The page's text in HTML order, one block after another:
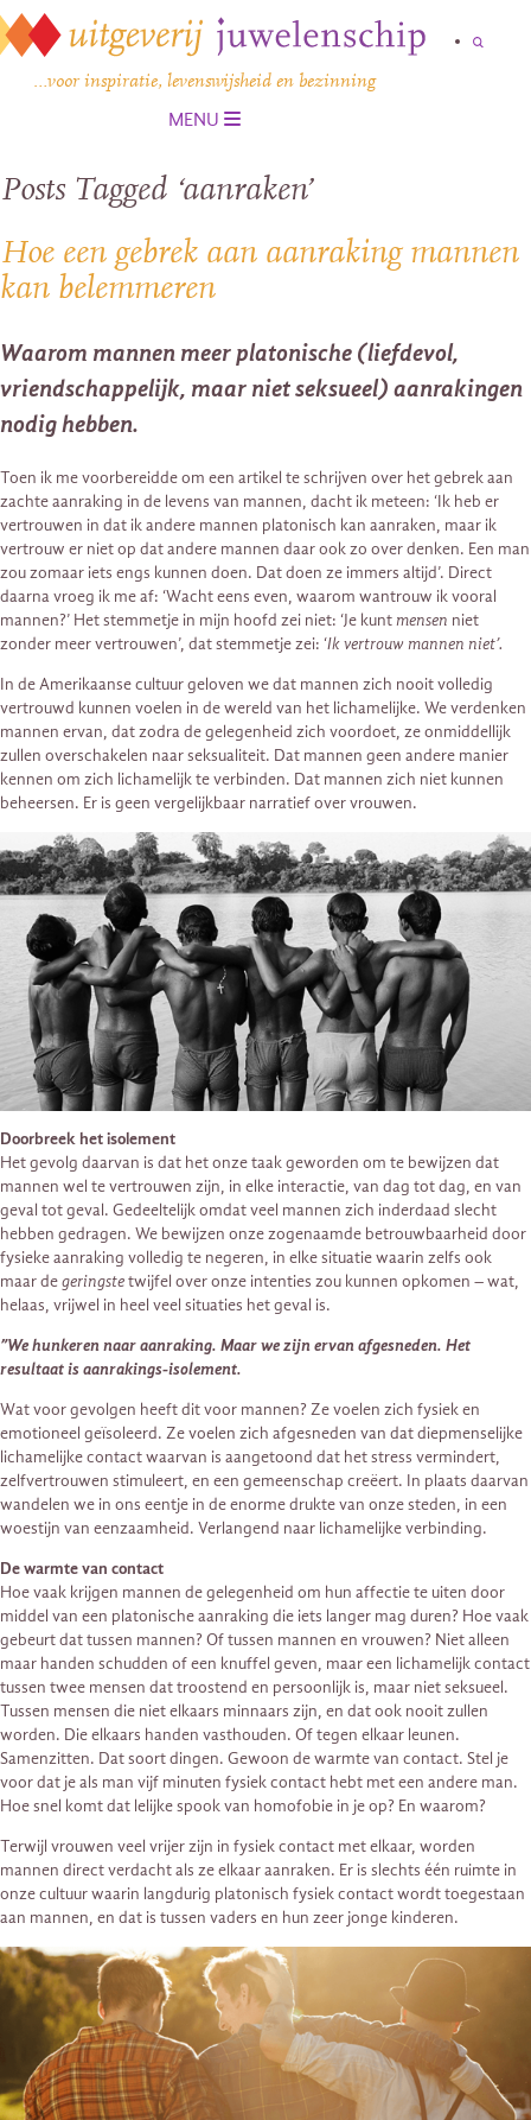
…voor inspiratie, levenswijsheid en bezinning
MENU
Posts Tagged ‘aanraken’
Hoe een gebrek aan aanraking mannen
kan belemmeren
Waarom mannen meer platonische (liefdevol,
vriendschappelijk, maar niet seksueel) aanrakingen
nodig hebben.
Toen ik me voorbereidde om een artikel te schrijven over het gebrek aan
zachte aanraking in de levens van mannen, dacht ik meteen: ‘Ik heb er
vertrouwen in dat ik andere mannen platonisch kan aanraken, maar ik
vertrouw er niet op dat andere mannen daar ook zo over denken. Een man
zou zomaar iets engs kunnen doen. Dat doen ze immers altijd’. Direct
daarna vroeg ik me af: ‘Wacht eens even, waarom wantrouw ik vooral
mannen?’ Het stemmetje in mijn hoofd zei niet: ‘Je kuntmensen niet
zonder meer vertrouwen’, dat stemmetje zei: ‘Ik vertrouw mannen niet’.
In de Amerikaanse cultuur geloven we dat mannen zich nooit volledig
vertrouwd kunnen voelen in de wereld van het lichamelijke. We verdenken
mannen ervan, dat zodra de gelegenheid zich voordoet, ze onmiddellijk
zullen overschakelen naar seksualiteit. Dat mannen geen andere manier
kennen om zich lichamelijk te verbinden. Dat mannen zich niet kunnen
beheersen. Er is geen vergelijkbaar narratief over vrouwen.
Doorbreek het isolement
Het gevolg daarvan is dat het onze taak geworden om te bewijzen dat
mannen wel te vertrouwen zijn, in elke interactie, van dag tot dag, en van
geval tot geval. Gedeeltelijk omdat veel mannen zich inderdaad slecht
hebben gedragen. We bewijzen onze zogenaamde betrouwbaarheid door
fysieke aanraking volledig te negeren, in elke situatie waarin zelfs ook
maar degeringstetwijfel over onze intenties zou kunnen opkomen – wat,
helaas, vrijwel in heel veel situaties het geval is.
”We hunkeren naar aanraking. Maar we zijn ervan afgesneden. Het
resultaat is aanrakings-isolement.
Wat voor gevolgen heeft dit voor mannen? Ze voelen zich fysiek en
emotioneel geïsoleerd. Ze voelen zich afgesneden van dat diepmenselijke
lichamelijke contact waarvan is aangetoond dat het stress vermindert,
zelfvertrouwen stimuleert, en een gemeenschap creëert. In plaats daarvan
wandelen we in ons eentje in de enorme drukte van onze steden, in een
woestijn van eenzaamheid. Verlangend naar lichamelijke verbinding.
De warmte van contact
Hoe vaak krijgen mannen de gelegenheid om hun affectie te uiten door
middel van een platonische aanraking die iets langer mag duren? Hoe vaak
gebeurt dat tussen mannen? Of tussen mannen en vrouwen? Niet alleen
maar handen schudden of een knuffel geven, maar een lichamelijk contact
tussen twee mensen dat troostend en persoonlijk is, maar niet seksueel.
Tussen mensen die niet elkaars minnaars zijn, en dat ook nooit zullen
worden. Die elkaars handen vasthouden. Of tegen elkaar leunen.
Samenzitten. Dat soort dingen. Gewoon de warmte van contact. Stel je
voor dat je als man vijf minuten fysiek contact hebt met een andere man.
Hoe snel komt dat lelijke spook van homofobie in je op? En waarom?
Terwijl vrouwen veel vrijer zijn in fysiek contact met elkaar, worden
mannen direct verdacht als ze elkaar aanraken. Er is slechts één ruimte in
onze cultuur waarin langdurig platonisch fysiek contact wordt toegestaan ​​
aan mannen, en dat is tussen vaders en hun zeer jonge kinderen.